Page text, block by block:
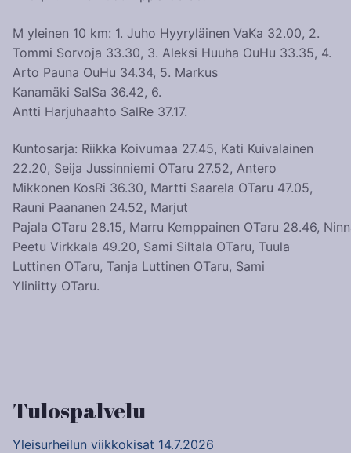
M yleinen 10 km: 1. Juho Hyyryläinen VaKa 32.00, 2.
Tommi Sorvoja 33.30, 3. Aleksi Huuha OuHu 33.35, 4.
Arto Pauna OuHu 34.34, 5. Markus
Kanamäki SalSa 36.42, 6.
Antti Harjuhaahto SalRe 37.17.
Kuntosarja: Riikka Koivumaa 27.45, Kati Kuivalainen
22.20, Seija Jussinniemi OTaru 27.52, Antero
Mikkonen KosRi 36.30, Martti Saarela OTaru 47.05,
Rauni Paananen 24.52, Marjut
Pajala OTaru 28.15, Marru Kemppainen OTaru 28.46,
Peetu Virkkala 49.20, Sami Siltala OTaru, Tuula
Luttinen OTaru, Tanja Luttinen OTaru, Sami
Yliniitty OTaru.
Tulospalvelu
Yleisurheilun viikkokisat 14.7.2026